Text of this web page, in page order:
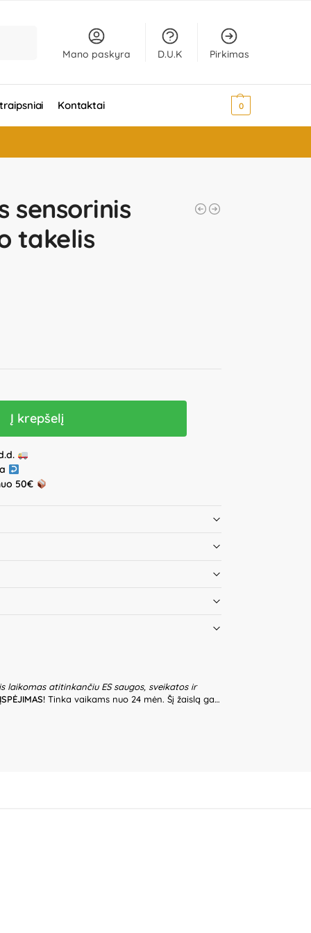
Mano paskyra D.U.K Pirkimas
Kontaktai 0
sensorinis
takelis
Į krepšelį
50€
atitinkančiu ES saugos, sveikatos ir
ĮSPĖJIMAS! Tinka vaikams nuo 24 mėn. Šį žaislą gali
žaislą saugoti nuo vaikų. Netinkamai surinktas
tikrinkite visų detalių ir tvirtinimo elementų